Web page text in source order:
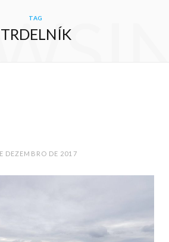
TAG
TRDELNÍK
DEZEMBRO DE 2017